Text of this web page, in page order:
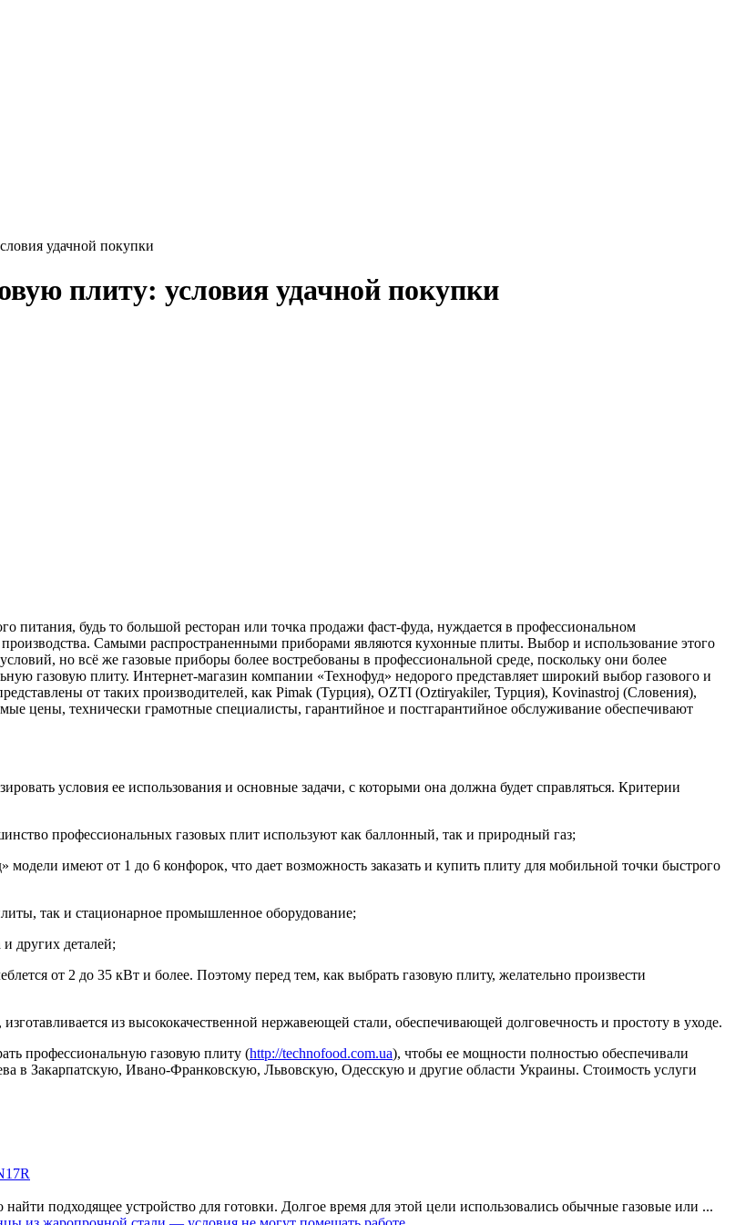
удачной покупки
плиту: условия удачной покупки
питания, будь то большой ресторан или точка продажи фаст-фуда, нуждается в профессиональном
Самыми распространенными приборами являются кухонные плиты. Выбор и использование этого
но всё же газовые приборы более востребованы в профессиональной среде, поскольку они более
газовую плиту. Интернет-магазин компании «Технофуд» недорого представляет широкий выбор газового и
от таких производителей, как Pimak (Турция), OZTI (Oztiryakiler, Турция), Kovinastroj (Словения),
цены, технически грамотные специалисты, гарантийное и постгарантийное обслуживание обеспечивают
условия ее использования и основные задачи, с которыми она должна будет справляться. Критерии
профессиональных газовых плит используют как баллонный, так и природный газ;
модели имеют от 1 до 6 конфорок, что дает возможность заказать и купить плиту для мобильной точки быстрого
так и стационарное промышленное оборудование;
других деталей;
от 2 до 35 кВт и более. Поэтому перед тем, как выбрать газовую плиту, желательно произвести
из высококачественной нержавеющей стали, обеспечивающей долговечность и простоту в уходе.
профессиональную газовую плиту (http://technofood.com.ua), чтобы ее мощности полностью обеспечивали
в Закарпатскую, Ивано-Франковскую, Львовскую, Одесскую и другие области Украины. Стоимость услуги
подходящее устройство для готовки. Долгое время для этой цели использовались обычные газовые или ...